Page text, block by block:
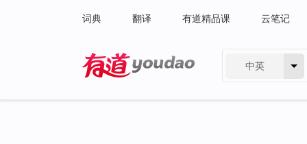
词典 翻译 有道精品课 云笔记
中英